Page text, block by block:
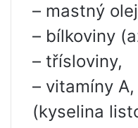
– mastný
– bílkoviny
– třísloviny,
– vitamíny A,
(kyselina